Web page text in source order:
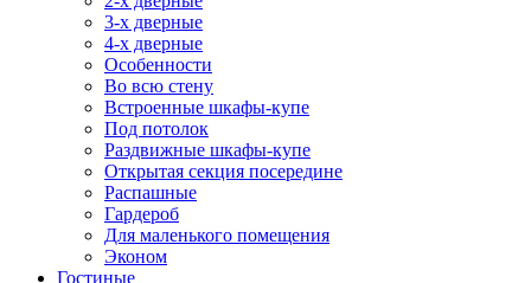
3-х дверные
4-х дверные
Особенности
Во всю стену
Встроенные шкафы-купе
Под потолок
Раздвижные шкафы-купе
Открытая секция посередине
Распашные
Гардероб
Для маленького помещения
Эконом
Гостиные